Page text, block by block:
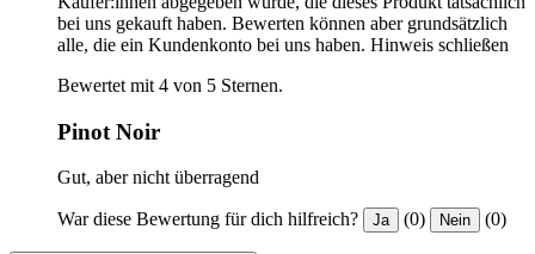
bei uns gekauft haben. Bewerten können aber grundsätzlich
alle, die ein Kundenkonto bei uns haben. Hinweis schließen
Bewertet mit 4 von 5 Sternen.
Pinot Noir
Gut, aber nicht überragend
War diese Bewertung für dich hilfreich? Ja (0) Nein (0)